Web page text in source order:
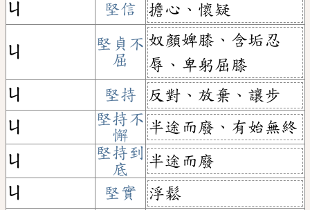
ㄐ
堅信 擔心、懷疑
ㄐ
堅貞不
屈
奴顏婢膝、含垢忍
辱、卑躬屈膝
ㄐ
堅持
反對、放棄、讓步
ㄐ
堅持不
懈
半途而廢、有始無終
ㄐ
堅持到
底
半途而廢
ㄐ
堅實
浮鬆